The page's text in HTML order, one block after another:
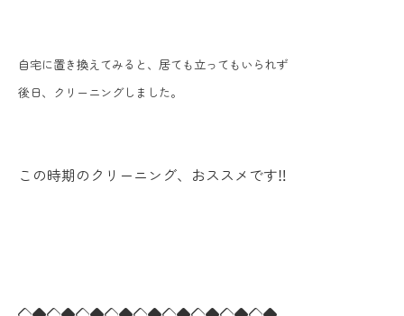
自宅に置き換えてみると、居ても立ってもいられず
後日、クリーニングしました。
この時期のクリーニング、おススメです‼